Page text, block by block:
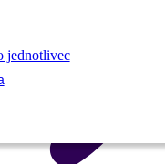
jednotlivec